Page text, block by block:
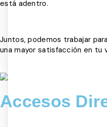
está adentro.
Juntos, podemos trabajar
una mayor satisfacción en tu
Accesos